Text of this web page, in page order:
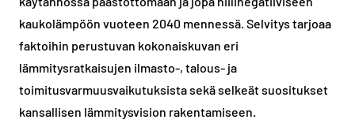
kaukolämpöön vuoteen 2040 mennessä. Selvitys tarjoaa
faktoihin perustuvan kokonaiskuvan eri
lämmitysratkaisujen ilmasto-, talous- ja
toimitusvarmuusvaikutuksista sekä selkeät suositukset
kansallisen lämmitysvision rakentamiseen.